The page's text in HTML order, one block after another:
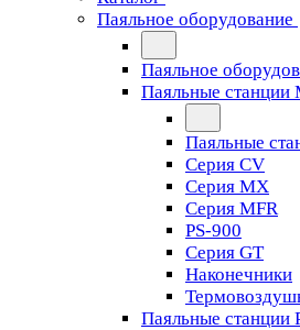
Паяльное оборудование
Паяльное
Паяльные станции
Паяльные
Серия CV
Серия MX
Серия MFR
PS-900
Серия GT
Наконечники
Паяльные станции